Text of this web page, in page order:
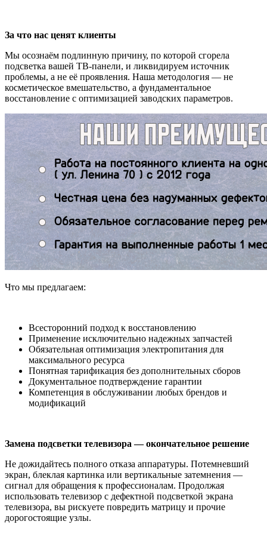
За что нас ценят клиенты
Мы осознаём подлинную причину, по которой сгорела
подсветка вашей ТВ-панели, и ликвидируем источник
проблемы, а не её проявления. Наша методология — не
косметическое вмешательство, а фундаментальное
восстановление с оптимизацией заводских параметров.
Что мы предлагаем:
Всесторонний подход к восстановлению
Применение исключительно надежных запчастей
Обязательная оптимизация электропитания для
максимального ресурса
Понятная тарификация без дополнительных сборов
Документальное подтверждение гарантии
Компетенция в обслуживании любых брендов и
модификаций
Замена подсветки телевизора — окончательное решение
Не дожидайтесь полного отказа аппаратуры. Потемневший
экран, блеклая картинка или вертикальные затемнения —
сигнал для обращения к профессионалам. Продолжая
использовать телевизор с дефектной подсветкой экрана
телевизора, вы рискуете повредить матрицу и прочие
дорогостоящие узлы.